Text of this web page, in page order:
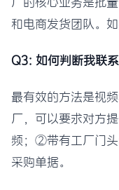
和电商发货团队。
Q3: 如何判断我联
最有效的方法是视
厂，可以要求对方
频；②带有工厂门
采购单据。